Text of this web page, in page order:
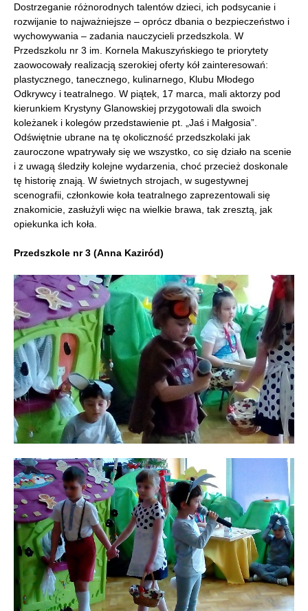
Dostrzeganie różnorodnych talentów dzieci, ich podsycanie i
rozwijanie to najważniejsze – oprócz dbania o bezpieczeństwo i
wychowywania – zadania nauczycieli przedszkola. W
Przedszkolu nr 3 im. Kornela Makuszyńskiego te priorytety
zaowocowały realizacją szerokiej oferty kół zainteresowań:
plastycznego, tanecznego, kulinarnego, Klubu Młodego
Odkrywcy i teatralnego. W piątek, 17 marca, mali aktorzy pod
kierunkiem Krystyny Glanowskiej przygotowali dla swoich
koleżanek i kolegów przedstawienie pt. „Jaś i Małgosia”.
Odświętnie ubrane na tę okoliczność przedszkolaki jak
zauroczone wpatrywały się we wszystko, co się działo na scenie
i z uwagą śledziły kolejne wydarzenia, choć przecież doskonale
tę historię znają. W świetnych strojach, w sugestywnej
scenografii, członkowie koła teatralnego zaprezentowali się
znakomicie, zasłużyli więc na wielkie brawa, tak zresztą, jak
opiekunka ich koła.
Przedszkole nr 3 (Anna Kaziród)